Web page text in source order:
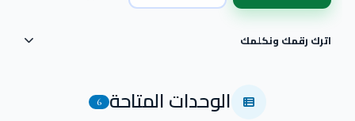
اترك رقمك ونكلمك
الوحدات المتاحة 6